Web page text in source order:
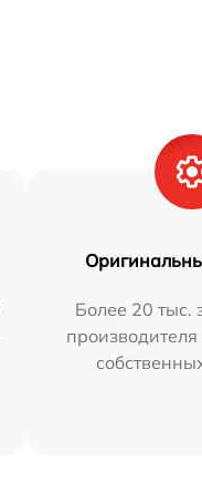
Более 20 тыс.